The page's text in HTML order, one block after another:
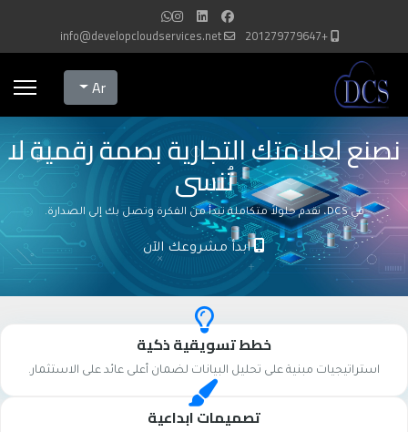
+201279779647
info@developcloudservices.net
Select your language
Ar
نصنع لعلامتك التجارية بصمة رقمية لا
تُنسى
في DCS، نقدم حلولاً متكاملة تبدأ من الفكرة وتصل بك إلى الصدارة.
ابدأ مشروعك الآن
خطط تسويقية ذكية
استراتيجيات مبنية على تحليل البيانات لضمان أعلى عائد على الاستثمار.
تصميمات ابداعية